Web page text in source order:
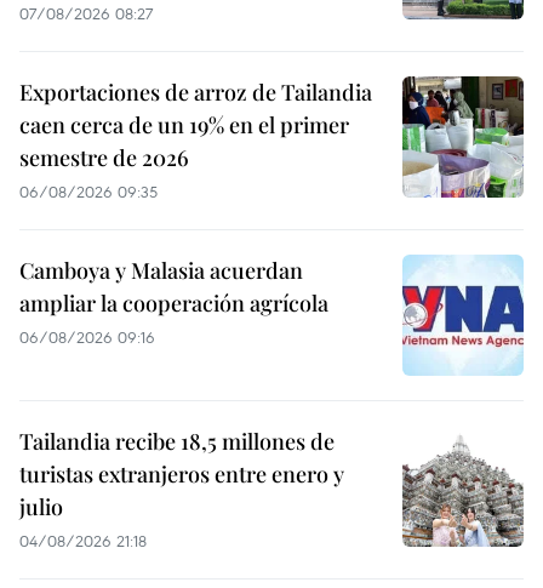
07/08/2026 08:27
Exportaciones de arroz de Tailandia
caen cerca de un 19% en el primer
semestre de 2026
06/08/2026 09:35
Camboya y Malasia acuerdan
ampliar la cooperación agrícola
06/08/2026 09:16
Tailandia recibe 18,5 millones de
turistas extranjeros entre enero y
julio
04/08/2026 21:18